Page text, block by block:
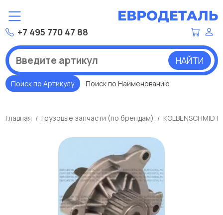
+7 495 770 47 88
НАЙТИ
Поиск по Артикулу Поиск по Наименованию
Главная Грузовые запчасти (по брендам) KOLBENSCHMIDT